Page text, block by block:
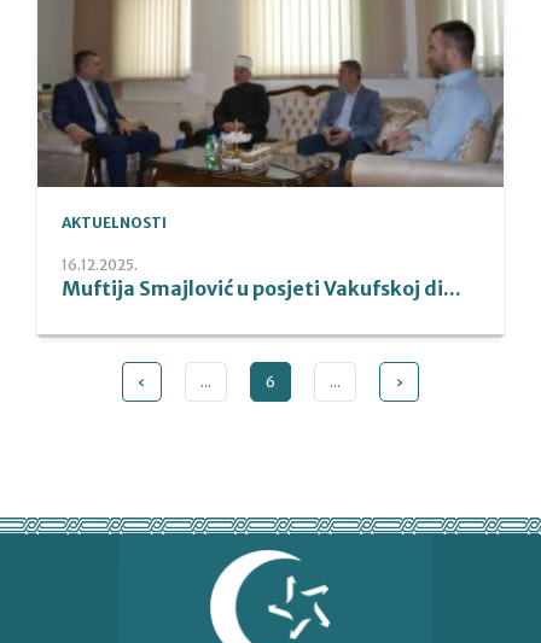
AKTUELNOSTI
16.12.2025.
Muftija Smajlović u posjeti Vakufskoj di...
‹ ... 6 ... ›